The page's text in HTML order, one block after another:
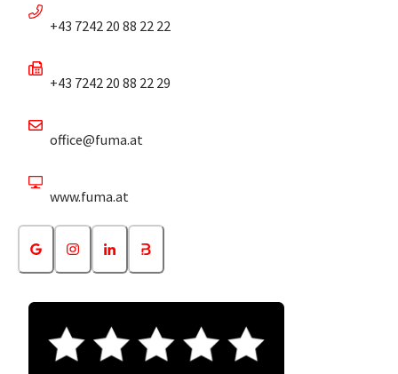
+43 7242 20 88 22 22
+43 7242 20 88 22 29
office@fuma.at
www.fuma.at